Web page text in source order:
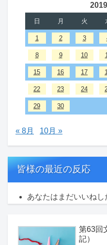
日 月 火
1 2 3
8 9 10
15 16 17
22 23 24
29 30
« 8月 10月 »
皆様の最近の反応
あなたはまだいいね
第63回
記）